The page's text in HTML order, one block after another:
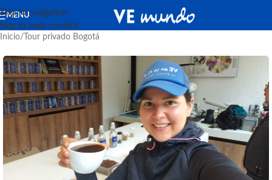
Skip to navigation
Skip to main content
MENU
Inicio/ Tour privado Bogotá